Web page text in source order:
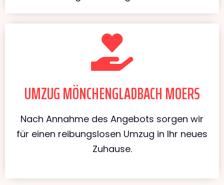
UMZUG MÖNCHENGLADBACH MOERS
Nach Annahme des Angebots sorgen wir
für einen reibungslosen Umzug in Ihr neues
Zuhause.